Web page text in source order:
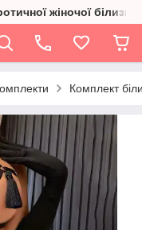
жіночої білизни
Комплект